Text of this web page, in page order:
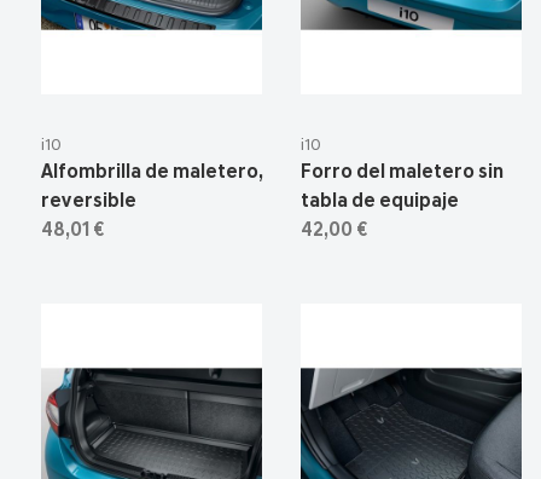
i10
Alfombrilla de maletero,
reversible
48,01 €
i10
Forro del maletero sin
tabla de equipaje
42,00 €